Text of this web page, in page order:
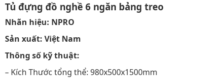
Tủ đựng đồ nghề 6 ngăn bảng treo
Nhãn hiệu: NPRO
Sản xuất: Việt Nam
Thông số kỹ thuật:
– Kích Thước tổng thể: 980x500x1500mm